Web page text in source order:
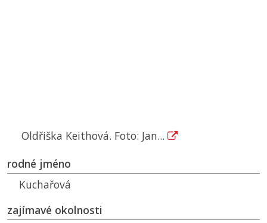
Oldřiška Keithová. Foto: Jan...
rodné jméno
Kuchařová
zajímavé okolnosti